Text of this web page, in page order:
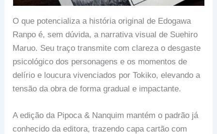
O que potencializa a história original de Edogawa
Ranpo é, sem dúvida, a narrativa visual de Suehiro
Maruo. Seu traço transmite com clareza o desgaste
psicológico dos personagens e os momentos de
delírio e loucura vivenciados por Tokiko, elevando a
tensão da obra de forma gradual e impactante.
A edição da Pipoca & Nanquim mantém o padrão já
conhecido da editora, trazendo capa cartão com